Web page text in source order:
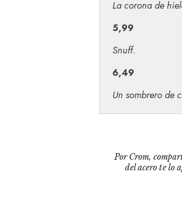
La corona de
5,99
Snuff.
6,49
Un sombrero de
Por Crom,
del acero te lo